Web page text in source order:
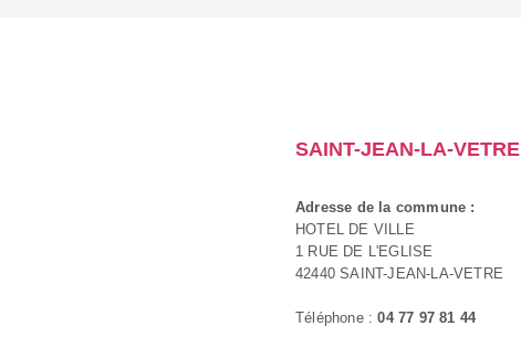
SAINT-JEAN-LA-VETRE
Adresse de la commune :
HOTEL DE VILLE
1 RUE DE L'EGLISE
42440 SAINT-JEAN-LA-VETRE
Téléphone :04 77 97 81 44